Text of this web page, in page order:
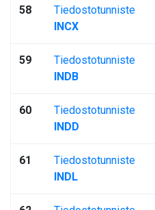
58
Tiedostotunniste
INCX
59
Tiedostotunniste
INDB
60
Tiedostotunniste
INDD
61
Tiedostotunniste
INDL